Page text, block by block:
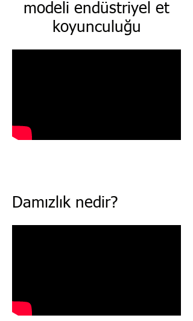
modeli endüstriyel et
koyunculuğu
Damızlık nedir?